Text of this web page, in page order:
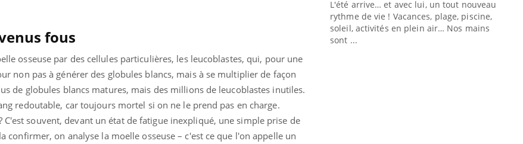
fous
osseuse par des cellules particulières, les leucoblastes, qui, pour une
non pas à générer des globules blancs, mais à se multiplier de façon
de globules blancs matures, mais des millions de leucoblastes inutiles.
redoutable, car toujours mortel si on ne le prend pas en charge.
C'est souvent, devant un état de fatigue inexpliqué, une simple prise de
confirmer, on analyse la moelle osseuse – c'est ce que l'on appelle un
L'été arrive… et avec lui, un tout nouveau
rythme de vie ! Vacances, plage, piscine,
soleil, activités en plein air… Nos mains
sont ...